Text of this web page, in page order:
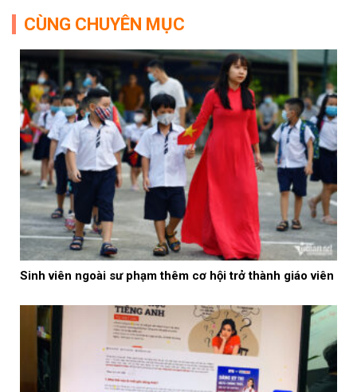
CÙNG CHUYÊN MỤC
Sinh viên ngoài sư phạm thêm cơ hội trở thành giáo viên